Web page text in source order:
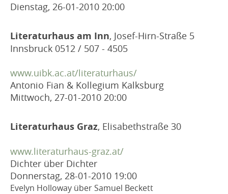
Dienstag, 26-01-2010 20:00
Literaturhaus am Inn, Josef-Hirn-Straße 5
Innsbruck 0512 / 507 - 4505
www.uibk.ac.at/literaturhaus/
Antonio Fian & Kollegium Kalksburg
Mittwoch, 27-01-2010 20:00
Literaturhaus Graz, Elisabethstraße 30
www.literaturhaus-graz.at/
Dichter über Dichter
Donnerstag, 28-01-2010 19:00
Evelyn Holloway über Samuel Beckett